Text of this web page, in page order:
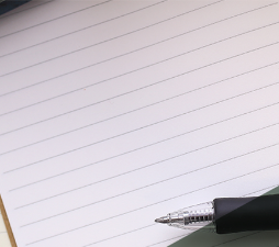
事務所概要
About